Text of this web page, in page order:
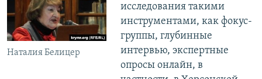
Наталия Белицер
исследования такими
инструментами, как фокус-
группы, глубинные
интервью, экспертные
опросы онлайн, в